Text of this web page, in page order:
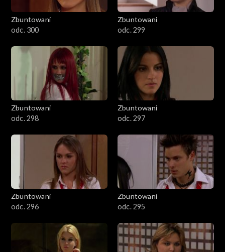
Zbuntowani
odc. 300
Zbuntowani
odc. 299
Zbuntowani
odc. 298
Zbuntowani
odc. 297
Zbuntowani
odc. 296
Zbuntowani
odc. 295